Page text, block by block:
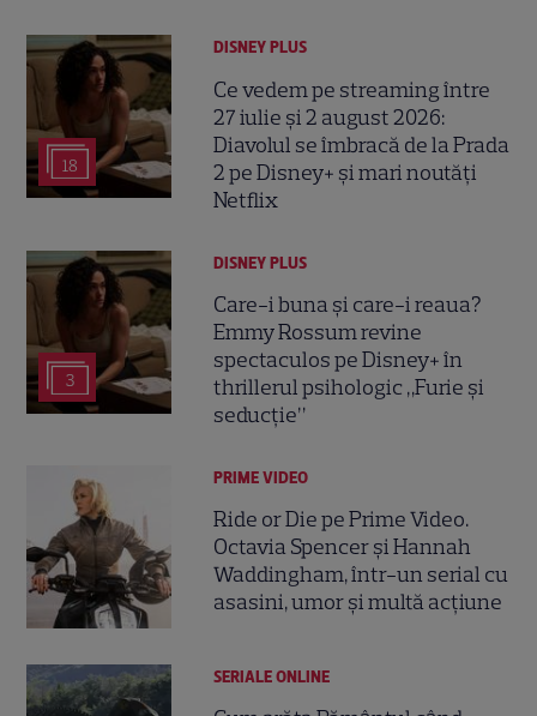
18
DISNEY PLUS
Ce vedem pe streaming între
27 iulie și 2 august 2026:
Diavolul se îmbracă de la Prada
2 pe Disney+ și mari noutăți
Netflix
3
DISNEY PLUS
Care-i buna și care-i reaua?
Emmy Rossum revine
spectaculos pe Disney+ în
thrillerul psihologic „Furie și
seducție”
PRIME VIDEO
Ride or Die pe Prime Video.
Octavia Spencer și Hannah
Waddingham, într-un serial cu
asasini, umor și multă acțiune
SERIALE ONLINE